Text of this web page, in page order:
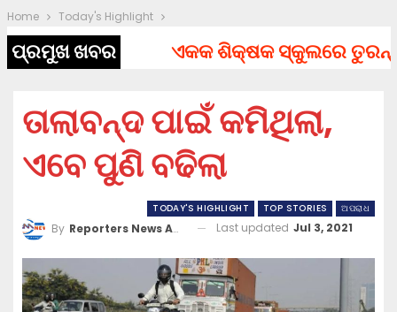
Home Today's Highlight
ପ୍ରମୁଖ ଖବର ଏକକ ଶିକ୍ଷକ ସ୍କୁଲରେ ତୁରନ୍ତ
ତାଲାବନ୍ଦ ପାଇଁ କମିଥିଲା,
ଏବେ ପୁଣି ବଢିଲା
TODAY'S HIGHLIGHT TOP STORIES ଅପରାଧ
By Reporters News Agency Last updated Jul 3, 2021